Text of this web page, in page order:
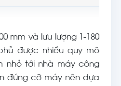
mm và lưu lượng 1-180
được nhiều quy mô
nhỏ tới nhà máy công
đúng cỡ máy nên dựa